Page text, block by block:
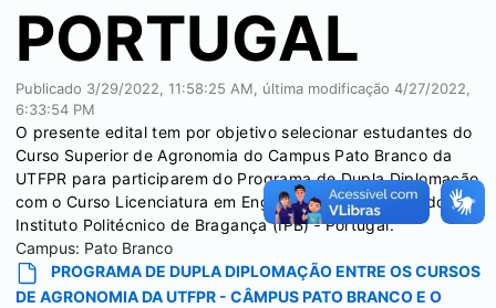
PORTUGAL
Publicado 3/29/2022, 11:58:25 AM , última modificação 4/27/2022,
6:33:54 PM
O presente edital tem por objetivo selecionar estudantes do
Curso Superior de Agronomia do Campus Pato Branco da
UTFPR para participarem do Programa de Dupla Diplomação
com o Curso Licenciatura em Engenharia Agronômica do
Instituto Politécnico de Bragança (IPB) ‐ Portugal.
Campus: Pato Branco
PROGRAMA DE DUPLA DIPLOMAÇÃO ENTRE OS CURSOS
DE AGRONOMIA DA UTFPR - CÂMPUS PATO BRANCO E O